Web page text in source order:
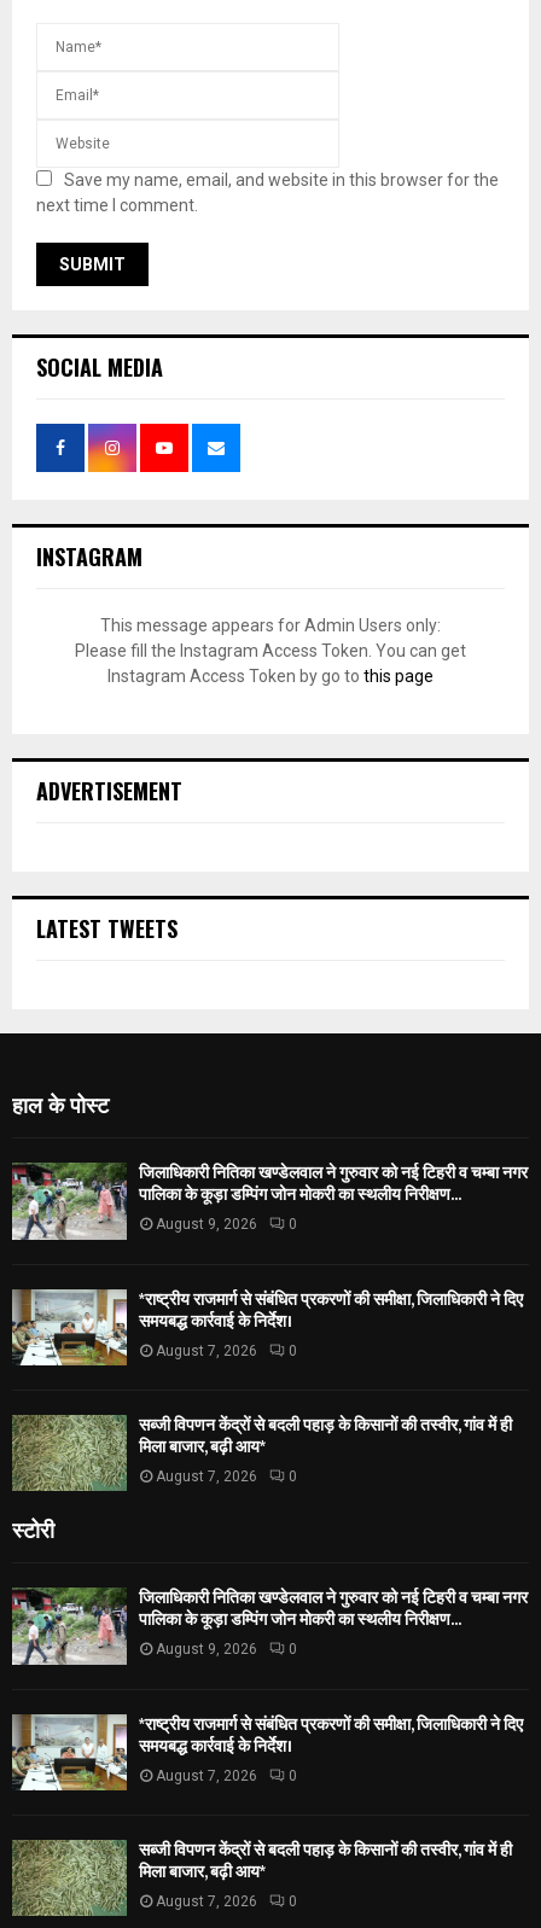
Save my name, email, and website in this browser for the
next time I comment.
SOCIAL MEDIA
INSTAGRAM
This message appears for Admin Users only:
Please fill the Instagram Access Token. You can get
Instagram Access Token by go to this page
ADVERTISEMENT
LATEST TWEETS
हाल के पोस्ट
जिलाधिकारी नितिका खण्डेलवाल ने गुरुवार को नई टिहरी व चम्बा नगर
पालिका के कूड़ा डम्पिंग जोन मोकरी का स्थलीय निरीक्षण...
August 9, 2026 0
*राष्ट्रीय राजमार्ग से संबंधित प्रकरणों की समीक्षा, जिलाधिकारी ने दिए
समयबद्ध कार्रवाई के निर्देश।
August 7, 2026 0
सब्जी विपणन केंद्रों से बदली पहाड़ के किसानों की तस्वीर, गांव में ही
मिला बाजार, बढ़ी आय*
August 7, 2026 0
स्टोरी
जिलाधिकारी नितिका खण्डेलवाल ने गुरुवार को नई टिहरी व चम्बा नगर
पालिका के कूड़ा डम्पिंग जोन मोकरी का स्थलीय निरीक्षण...
August 9, 2026 0
*राष्ट्रीय राजमार्ग से संबंधित प्रकरणों की समीक्षा, जिलाधिकारी ने दिए
समयबद्ध कार्रवाई के निर्देश।
August 7, 2026 0
सब्जी विपणन केंद्रों से बदली पहाड़ के किसानों की तस्वीर, गांव में ही
मिला बाजार, बढ़ी आय*
August 7, 2026 0